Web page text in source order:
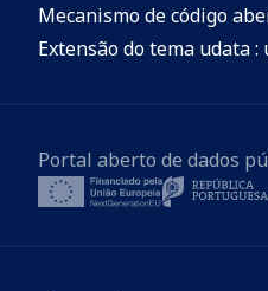
Mecanismo de código
Extensão do tema udata
Portal aberto de dados